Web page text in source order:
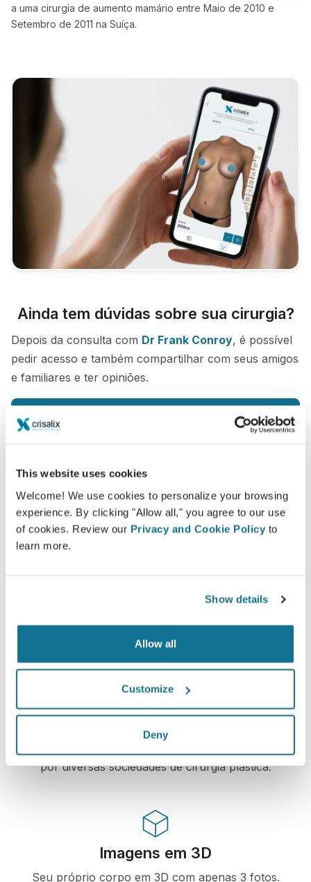
This website uses cookies
Welcome! We use cookies to personalize your browsing
experience. By clicking "Allow all," you agree to our use
of cookies. Review our Privacy and Cookie Policy to
learn more.
Show details
Allow all
Customize
Deny
a uma cirurgia de aumento mamário entre Maio de 2010 e
Setembro de 2011 na Suíça.
Ainda tem dúvidas sobre sua cirurgia?
Depois da consulta com Dr Frank Conroy, é possível
pedir acesso e também compartilhar com seus amigos
e familiares e ter opiniões.
Fácil e seguro
Crisalix está comprometida em proteger sua
informações estejam protegidas.
Alta tecnologia
Primeiro simulador 3D para cirurgia plástica e
procedimentos estéticos na internet utilizado por
por diversas sociedades de cirurgia plástica.
Imagens em 3D
Seu próprio corpo em 3D com apenas 3 fotos.